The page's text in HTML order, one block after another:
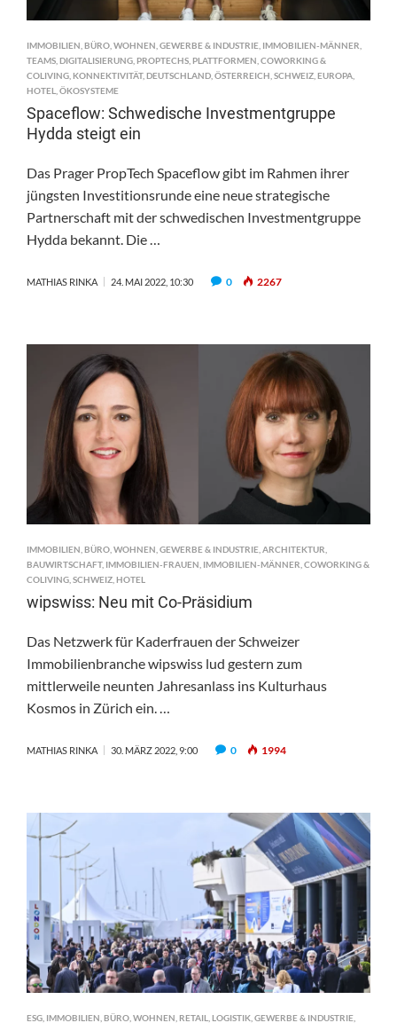
IMMOBILIEN BÜRO WOHNEN GEWERBE & INDUSTRIE IMMOBILIEN-MÄNNER
TEAMS DIGITALISIERUNG PROPTECHS PLATTFORMEN COWORKING &
COLIVING KONNEKTIVITÄT, DEUTSCHLAND ÖSTERREICH SCHWEIZ EUROPA
HOTEL ÖKOSYSTEME
Spaceflow: Schwedische Investmentgruppe
Hydda steigt ein
Das Prager PropTech Spaceflow gibt im Rahmen ihrer
jüngsten Investitionsrunde eine neue strategische
Partnerschaft mit der schwedischen Investmentgruppe
Hydda bekannt. Die …
MATHIAS RINKA 24. MAI 2022, 10:30 0 2267
IMMOBILIEN BÜRO WOHNEN GEWERBE & INDUSTRIE ARCHITEKTUR
BAUWIRTSCHAFT, IMMOBILIEN-FRAUEN IMMOBILIEN-MÄNNER COWORKING &
COLIVING SCHWEIZ HOTEL
wipswiss: Neu mit Co-Präsidium
Das Netzwerk für Kaderfrauen der Schweizer
Immobilienbranche wipswiss lud gestern zum
mittlerweile neunten Jahresanlass ins Kulturhaus
Kosmos in Zürich ein. …
MATHIAS RINKA 30. MÄRZ 2022, 9:00 0 1994
ESG, IMMOBILIEN,BÜRO,WOHNEN, RETAIL,LOGISTIK,GEWERBE & INDUSTRIE,